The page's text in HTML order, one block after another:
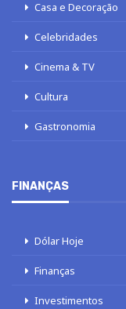
Casa e Decoração
Celebridades
Cinema & TV
Cultura
Gastronomia
FINANÇAS
Dólar Hoje
Finanças
Investimentos